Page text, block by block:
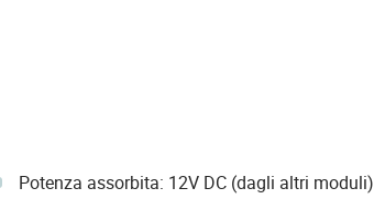
Potenza assorbita: 12V DC (dagli altri moduli)